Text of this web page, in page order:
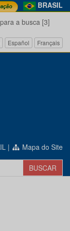
BRASIL
a busca [3]
Español Français
| Mapa do Site